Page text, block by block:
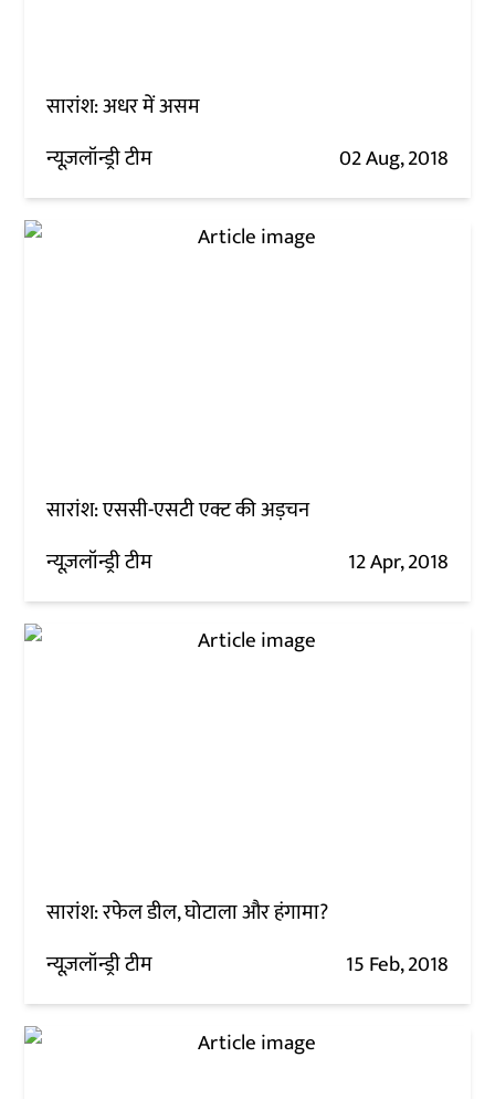
सारांश: अधर में असम
न्यूज़लॉन्ड्री टीम
02 Aug, 2018
सारांश: एससी-एसटी एक्ट की अड़चन
न्यूज़लॉन्ड्री टीम
12 Apr, 2018
सारांश: रफेल डील, घोटाला और हंगामा?
न्यूज़लॉन्ड्री टीम
15 Feb, 2018